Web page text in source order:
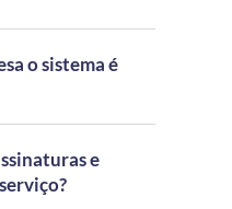
o sistema é
e